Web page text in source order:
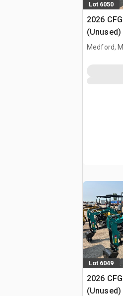
Lot 6050
2026
(Unused)
Medford,
Lot 6049
2026
(Unused)